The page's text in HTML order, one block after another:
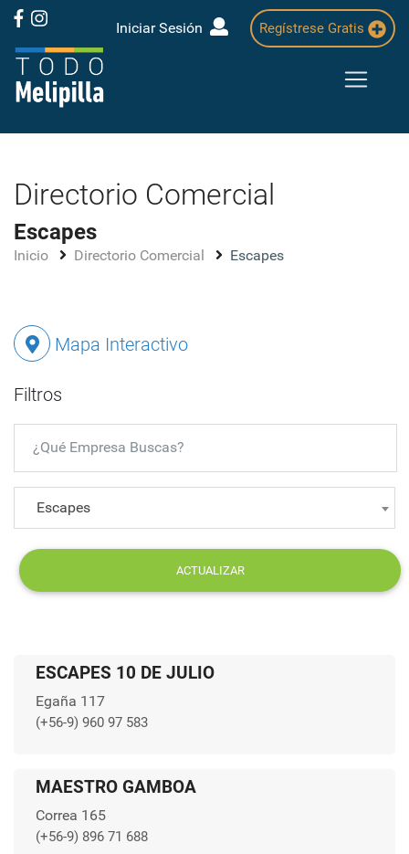
Iniciar Sesión Regístrese Gratis
Directorio Comercial
Escapes
Inicio Directorio Comercial Escapes
Mapa Interactivo
Filtros
Escapes
ACTUALIZAR
ESCAPES 10 DE JULIO
Egaña 117
(+56-9) 960 97 583
MAESTRO GAMBOA
Correa 165
(+56-9) 896 71 688